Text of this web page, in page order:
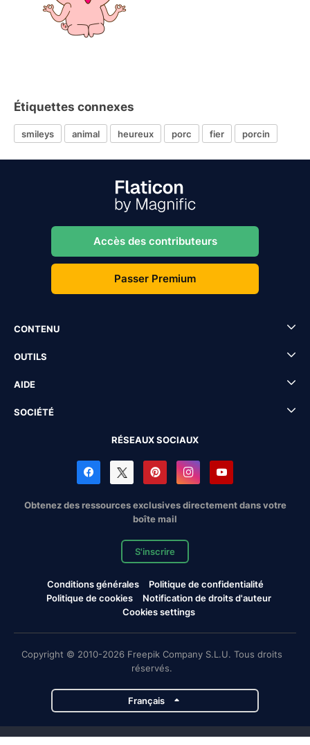
Étiquettes connexes
smileys animal heureux porc fier porcin
Accès des contributeurs
Passer Premium
CONTENU
OUTILS
AIDE
SOCIÉTÉ
RÉSEAUX SOCIAUX
Obtenez des ressources exclusives directement dans votre
boîte mail
S'inscrire
Conditions générales
Politique de confidentialité
Politique de cookies
Notification de droits d'auteur
Cookies settings
Copyright © 2010-2026 Freepik Company S.L.U. Tous droits
réservés.
Français